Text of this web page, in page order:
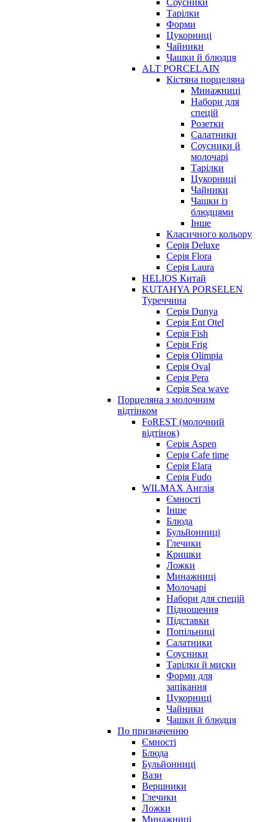
Тарілки
Форми
Цукорниці
Чайники
Чашки й блюдця
ALT PORCELAIN
Кістяна порцеляна
Минажниці
Набори для
спецій
Розетки
Салатники
Соусники й
молочарі
Тарілки
Цукорниці
Чайники
Чашки із
блюдцями
Інше
Класичного кольору
Серія Deluxe
Серія Flora
Серія Laura
HELIOS Китай
KUTAHYA PORSELEN
Туреччина
Серія Dunya
Серія Ent Otel
Серія Fish
Серія Frig
Серія Olimpia
Серія Oval
Серія Pera
Серія Sea wave
Порцеляна з молочним
відтінком
FoREST (молочний
відтінок)
Серія Aspen
Серія Cafe time
Серія Elara
Серія Fudo
WILMAX Англія
Ємності
Інше
Блюда
Бульйонниці
Глечики
Кришки
Ложки
Минажниці
Молочарі
Набори для спецій
Підношення
Підставки
Попільниці
Салатники
Соусники
Тарілки й миски
Форми для
запікання
Цукорниці
Чайники
Чашки й блюдця
По призначенню
Ємності
Блюда
Бульйонниці
Вази
Вершники
Глечики
Ложки
Минажниці